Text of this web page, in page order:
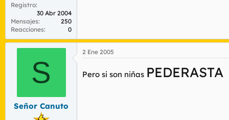
e
a
Registro
30 Abr 2004
Mensajes
250
Reacciones
0
S
Señor Canuto
2 Ene 2005
Pero si son niñas PEDERASTA